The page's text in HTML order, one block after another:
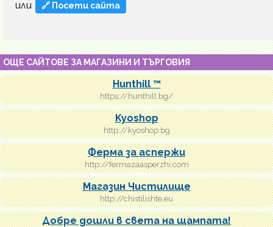
или 🔗 Посети сайта
ОЩЕ САЙТОВЕ ЗА МАГАЗИНИ И ТЪРГОВИЯ
Hunthill ™️
https://hunthill.bg/
Kyoshop
http://kyoshop.bg
Ферма за аспержи
http://fermazaasperzhi.com
Магазин Чистилище
http://chistilishte.eu
Добре дошли в света на щампата!